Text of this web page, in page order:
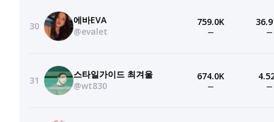
30
에바EVA
@evalet
759.0K
— —
31
스타일가이드 최겨울
@wt830
674.0K
— —